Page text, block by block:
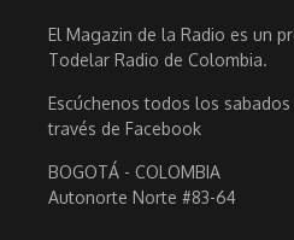
El Magazin de la Radio es un
Todelar Radio de Colombia.
Escúchenos todos los
través de Facebook
BOGOTÁ - COLOMBIA
Autonorte Norte #83-64